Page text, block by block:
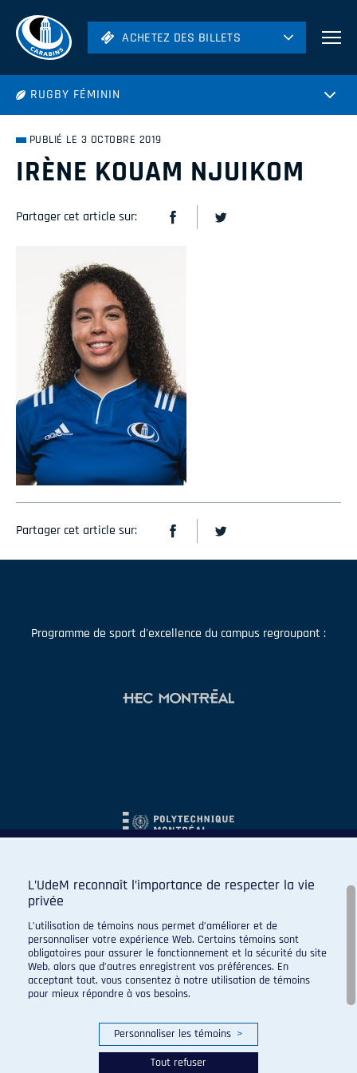
ACHETEZ DES BILLETS
Hockey
ACHETEZ DES BILLETS
RUGBY FÉMININ
PUBLIÉ LE 3 OCTOBRE 2019
IRÈNE KOUAM NJUIKOM
Partager cet article sur:
Partager cet article sur:
Programme de sport d'excellence du campus regroupant :
L’UdeM reconnaît l’importance de respecter la vie
privée
L’utilisation de témoins nous permet d’améliorer et de
personnaliser votre expérience Web. Certains témoins sont
obligatoires pour assurer le fonctionnement et la sécurité du site
Web, alors que d’autres enregistrent vos préférences. En
acceptant tout, vous consentez à notre utilisation de témoins
pour mieux répondre à vos besoins.
Personnaliser les témoins >
Tout refuser